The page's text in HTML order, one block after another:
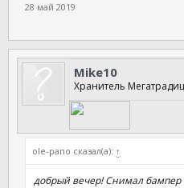
28 май 2019
Mike10
Хранитель
ole-pano сказал(а): ↑
добрый вечер! Снимал бампер